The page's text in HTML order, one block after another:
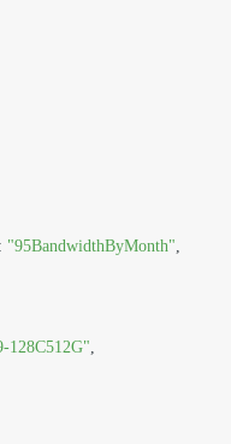
: "95BandwidthByMonth",
128C512G",